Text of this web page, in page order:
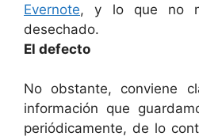
Evernote, y lo que no
desechado.
El defecto
No obstante, conviene
información que
periódicamente, de lo